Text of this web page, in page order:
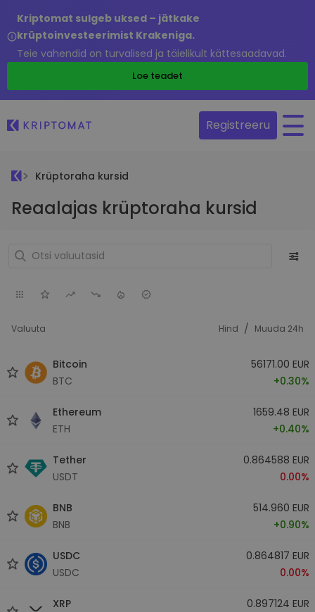
Kriptomat sulgeb uksed – jätkake
krüptoinvesteerimist Krakeniga.
Teie vahendid on turvalised ja täielikult kättesaadavad.
Loe teadet
Registreeru
Krüptoraha kursid
Reaalajas krüptoraha kursid
Valuuta Hind / Muuda 24h
Bitcoin
BTC
56171.00 EUR
+0.30%
Ethereum
ETH
1659.48 EUR
+0.40%
Tether
USDT
0.864588 EUR
0.00%
BNB
BNB
514.960 EUR
+0.90%
USDC
USDC
0.864817 EUR
0.00%
XRP
0.897124 EUR